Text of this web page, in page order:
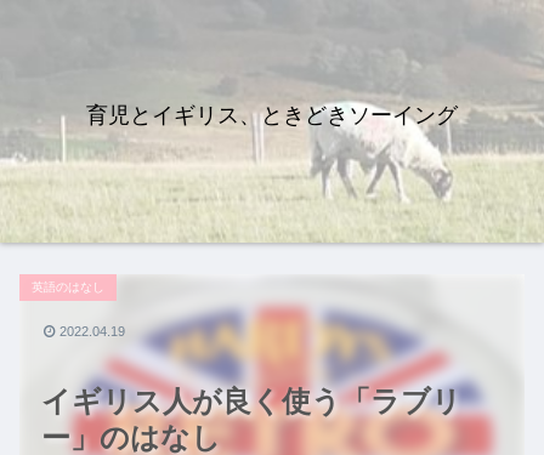
育児とイギリス、ときどきソーイング
イギリス人が良く使う「ラブリ
ー」のはなし
英語のはなし
2022.04.19